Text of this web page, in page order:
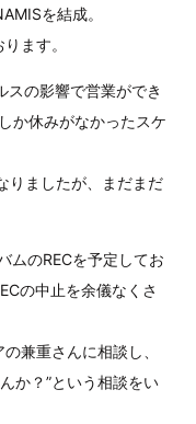
を結成。
ます。
の影響で営業ができ
か休みがなかったスケ
りましたが、まだまだ
ムのRECを予定してお
の中止を余儀なくさ
兼重さんに相談し、
か？”という相談をい